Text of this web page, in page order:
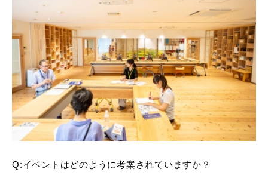
Q:イベントはどのように考案されていますか？